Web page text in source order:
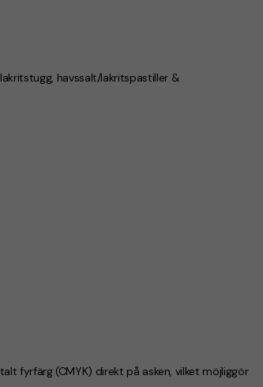
havssalt/lakritspastiller &
fyrfärg (CMYK) direkt på asken, vilket möjliggör